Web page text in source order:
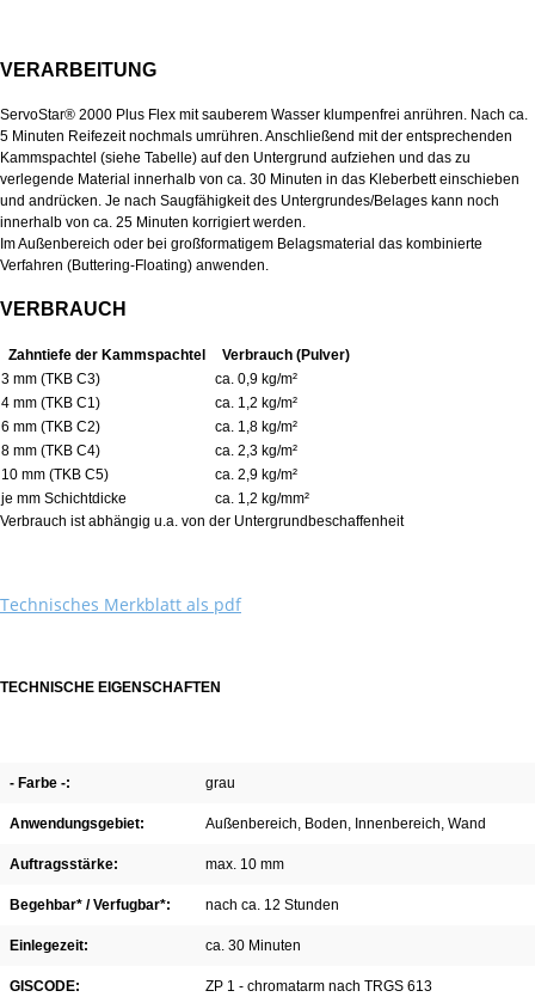
VERARBEITUNG
ServoStar® 2000 Plus Flex mit sauberem Wasser klumpenfrei anrühren. Nach ca.
5 Minuten Reifezeit nochmals umrühren. Anschließend mit der entsprechenden
Kammspachtel (siehe Tabelle) auf den Untergrund aufziehen und das zu
verlegende Material innerhalb von ca. 30 Minuten in das Kleberbett einschieben
und andrücken. Je nach Saugfähigkeit des Untergrundes/Belages kann noch
innerhalb von ca. 25 Minuten korrigiert werden.
Im Außenbereich oder bei großformatigem Belagsmaterial das kombinierte
Verfahren (Buttering-Floating) anwenden.
VERBRAUCH
Zahntiefe der Kammspachtel
Verbrauch (Pulver)
3 mm (TKB C3)
ca. 0,9 kg/m²
4 mm (TKB C1)
ca. 1,2 kg/m²
6 mm (TKB C2)
ca. 1,8 kg/m²
8 mm (TKB C4)
ca. 2,3 kg/m²
10 mm (TKB C5)
ca. 2,9 kg/m²
je mm Schichtdicke
ca. 1,2 kg/mm²
Verbrauch ist abhängig u.a. von der Untergrundbeschaffenheit
Technisches Merkblatt als pdf
TECHNISCHE EIGENSCHAFTEN
- Farbe -: grau
Anwendungsgebiet: Außenbereich, Boden, Innenbereich, Wand
Auftragsstärke: max. 10 mm
Begehbar* / Verfugbar*: nach ca. 12 Stunden
Einlegezeit: ca. 30 Minuten
GISCODE: ZP 1 - chromatarm nach TRGS 613